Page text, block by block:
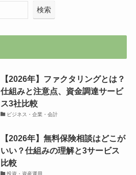
検索
【2026年】ファクタリングとは？
仕組みと注意点、資金調達サービ
ス3社比較
ビジネス・企業・会計
【2026年】無料保険相談はどこが
いい？仕組みの理解と3サービス
比較
投資・資産運用